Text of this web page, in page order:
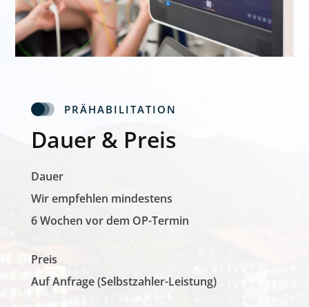
PRÄHABILITATION
Dauer & Preis
Dauer
Wir empfehlen mindestens
6 Wochen vor dem OP-Termin
Preis
Auf Anfrage (Selbstzahler-Leistung)